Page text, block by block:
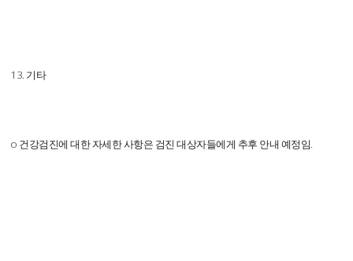
13. 기타
o 건강검진에 대한 자세한 사항은 검진 대상자들에게 추후 안내 예정임.